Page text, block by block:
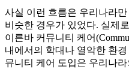
사실 이런 흐름은 우리나라
비슷한 경우가 있었다. 실제
이른바 커뮤니티 케어
내에서의 학대나 열악한 환경
뮤니티 케어 도입은 우리나